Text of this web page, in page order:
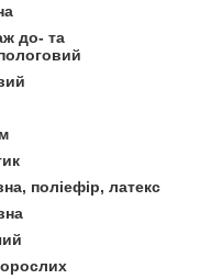
до- та
поліефір, латекс